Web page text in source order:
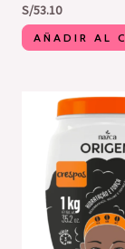
S/53.10
AÑADIR AL